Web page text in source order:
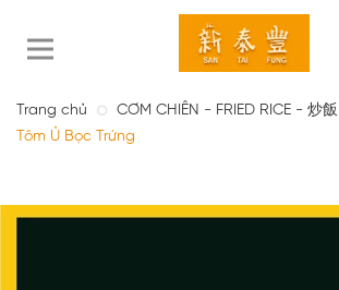
Trang chủ CƠM CHIÊN - FRIED RICE - 炒飯
Tôm Ủ Bọc Trứng